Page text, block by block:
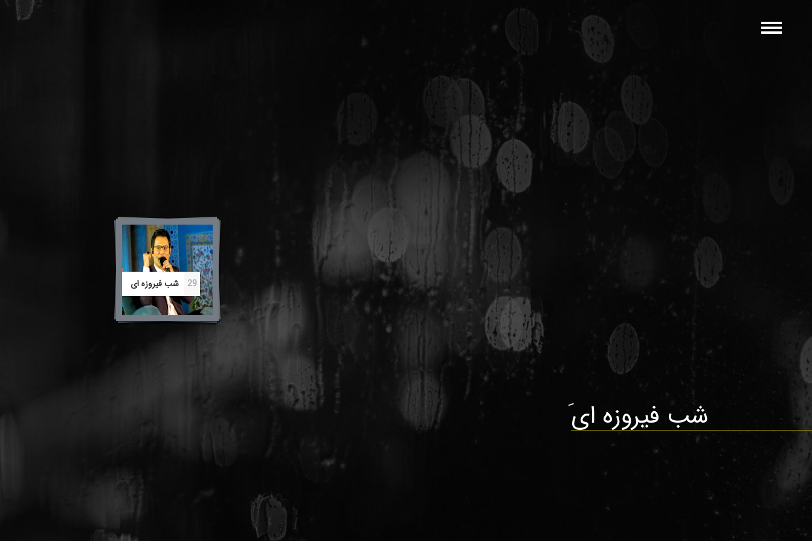
شب فیروزه ای 29
َشب فیروزه ای